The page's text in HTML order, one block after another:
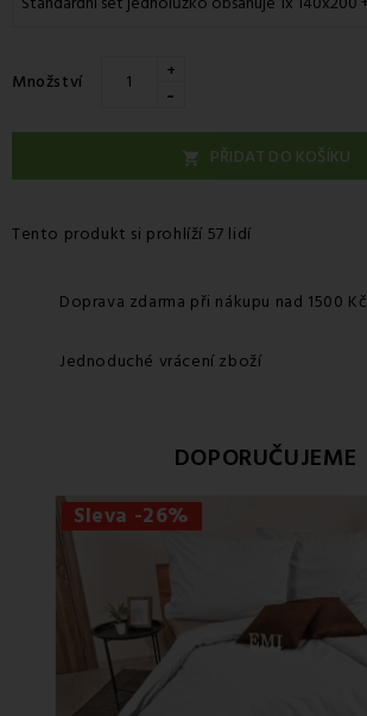
Množství +
-
 PŘIDAT DO KOŠÍKU
Tento produkt si prohlíží 57 lidí
Doprava zdarma při nákupu nad 1500 Kč
Jednoduché vrácení zboží
DOPORUČUJEME
Sleva -26%